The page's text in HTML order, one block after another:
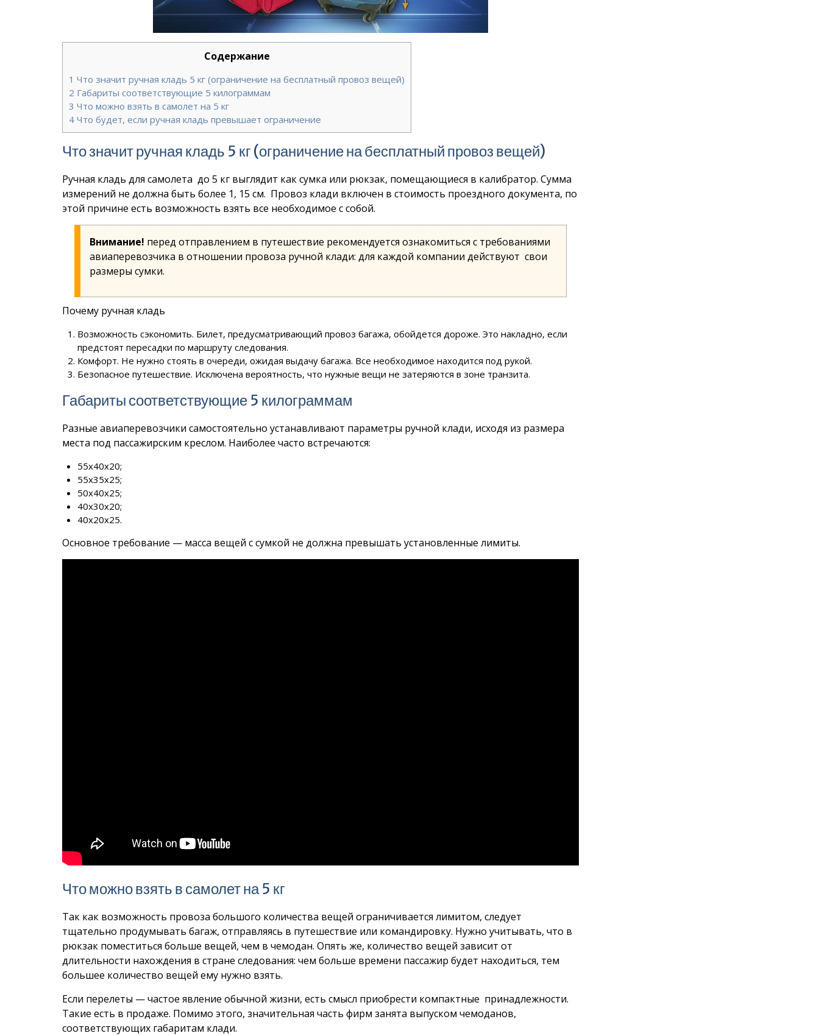
Содержание
1 Что значит ручная кладь 5 кг (ограничение на бесплатный провоз вещей)
2 Габариты соответствующие 5 килограммам
3 Что можно взять в самолет на 5 кг
4 Что будет, если ручная кладь превышает ограничение
Что значит ручная кладь 5 кг (ограничение на бесплатный провоз вещей)
Ручная кладь для самолета до 5 кг выглядит как сумка или рюкзак, помещающиеся в калибратор. Сумма
измерений не должна быть более 1, 15 см. Провоз клади включен в стоимость проездного документа, по
этой причине есть возможность взять все необходимое с собой.
Внимание! перед отправлением в путешествие рекомендуется ознакомиться с требованиями
авиаперевозчика в отношении провоза ручной клади: для каждой компании действуют свои
размеры сумки.
Почему ручная кладь
Возможность сэкономить. Билет, предусматривающий провоз багажа, обойдется дороже. Это накладно, если
предстоят пересадки по маршруту следования.
Комфорт. Не нужно стоять в очереди, ожидая выдачу багажа. Все необходимое находится под рукой.
Безопасное путешествие. Исключена вероятность, что нужные вещи не затеряются в зоне транзита.
Габариты соответствующие 5 килограммам
Разные авиаперевозчики самостоятельно устанавливают параметры ручной клади, исходя из размера
места под пассажирским креслом. Наиболее часто встречаются:
55х40х20;
55х35х25;
50х40х25;
40х30х20;
40х20х25.
Основное требование — масса вещей с сумкой не должна превышать установленные лимиты.
Что можно взять в самолет на 5 кг
Так как возможность провоза большого количества вещей ограничивается лимитом, следует
тщательно продумывать багаж, отправляясь в путешествие или командировку. Нужно учитывать, что в
рюкзак поместиться больше вещей, чем в чемодан. Опять же, количество вещей зависит от
длительности нахождения в стране следования: чем больше времени пассажир будет находиться, тем
большее количество вещей ему нужно взять.
Если перелеты — частое явление обычной жизни, есть смысл приобрести компактные принадлежности.
Такие есть в продаже. Помимо этого, значительная часть фирм занята выпуском чемоданов,
соответствующих габаритам клади.